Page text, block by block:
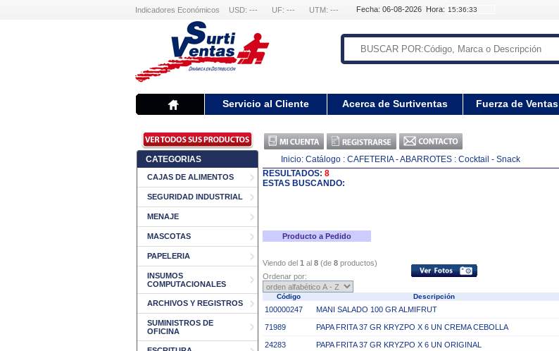
Indicadores Económicos USD: --- UF: --- UTM: --- Fecha: 06-08-2026 Hora:
Servicio al Cliente Acerca de Surtiventas Fuerza de Ventas
CATEGORIAS
CAJAS DE ALIMENTOS
SEGURIDAD INDUSTRIAL
MENAJE
MASCOTAS
PAPELERIA
INSUMOS
COMPUTACIONALES
ARCHIVOS Y REGISTROS
SUMINISTROS DE
OFICINA
Inicio: Catálogo : CAFETERIA - ABARROTES : Cocktail - Snack
RESULTADOS: 8
ESTAS BUSCANDO:
Producto a Pedido
Viendo del 1 al 8 (de 8 productos)
Ordenar por:
Código Descripción
100000247 MANI SALADO 100 GR ALMIFRUT
71989 PAPA FRITA 37 GR KRYZPO X 6 UN CREMA CEBOLLA
24283 PAPA FRITA 37 GR KRYZPO X 6 UN ORIGINAL